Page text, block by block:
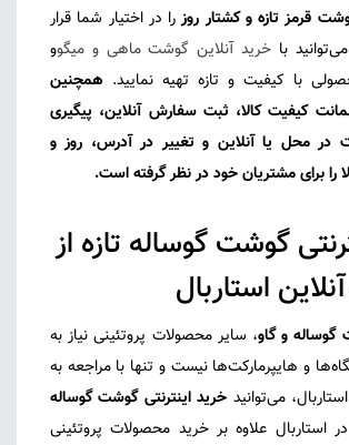
قرمز تازه و کشتار روزرا در اختیار شما قرار
با خرید آنلاین گوشت ماهی و میگوو
با کیفیت و تازه تهیه نمایید. همچنین
کیفیت کالا، ثبت سفارش آنلاین، پیگیری
در محل یا آنلاین و تغییر در آدرس، روز و
را برای مشتریان خود در نظر گرفته است.
گوشت گوساله تازه از
استاربال
و گاو، سایر محصولات پروتئینی نیاز به
و هایپرمارکت‌ها نیست و تنها با مراجعه به
می‌توانید خرید اینترنتی گوشت گوساله
استاربال علاوه بر خرید محصولات پروتئینی